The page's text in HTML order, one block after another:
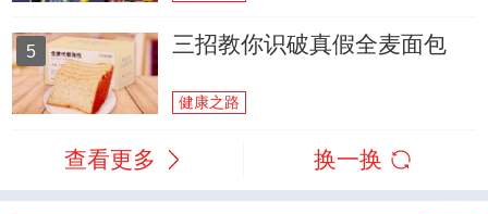
5 三招教你识破真假全麦面包
健康之路
查看更多 换一换